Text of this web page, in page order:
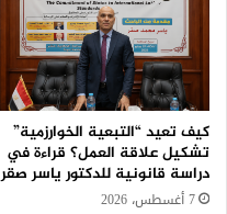
كيف تعيد “التبعية الخوارزمية”
تشكيل علاقة العمل؟ قراءة في
دراسة قانونية للدكتور ياسر صقر
7 أغسطس، 2026